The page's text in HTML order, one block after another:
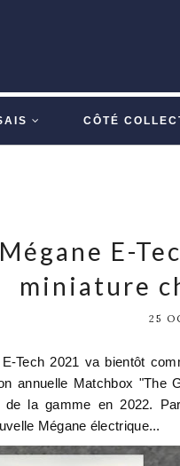
CÔTÉ
E-
miniature
25
Tech 2021 va bientôt
annuelle Matchbox "The
la gamme en 2022.
Mégane électrique...